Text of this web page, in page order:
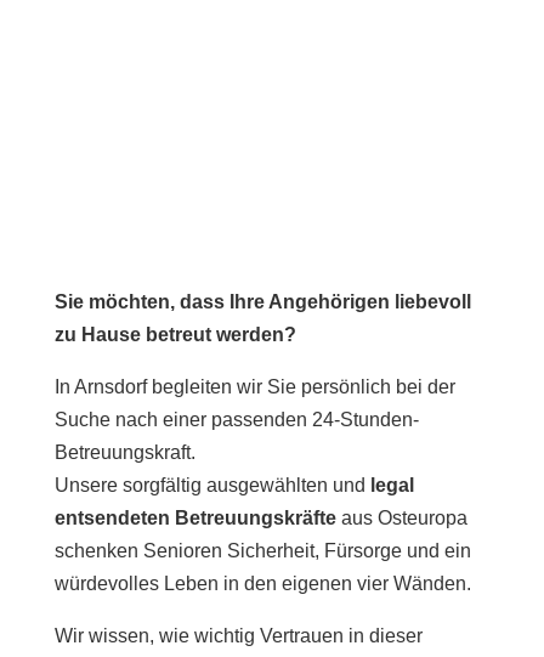
Sie möchten, dass Ihre Angehörigen liebevoll
zu Hause betreut werden?
In Arnsdorf begleiten wir Sie persönlich bei der
Suche nach einer passenden 24-Stunden-
Betreuungskraft.
Unsere sorgfältig ausgewählten und legal
entsendeten Betreuungskräfteaus Osteuropa
schenken Senioren Sicherheit, Fürsorge und ein
würdevolles Leben in den eigenen vier Wänden.
Wir wissen, wie wichtig Vertrauen in dieser